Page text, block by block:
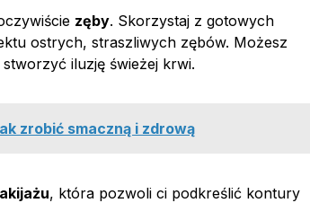
zęby. Skorzystaj z gotowych
ostrych, straszliwych zębów. Możesz
iluzję świeżej krwi.
zrobić smaczną i zdrową
, która pozwoli ci podkreślić kontury